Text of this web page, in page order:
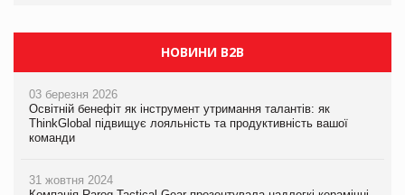
НОВИНИ B2B
03 березня 2026
Освітній бенефіт як інструмент утримання талантів: як
ThinkGlobal підвищує лояльність та продуктивність вашої
команди
31 жовтня 2024